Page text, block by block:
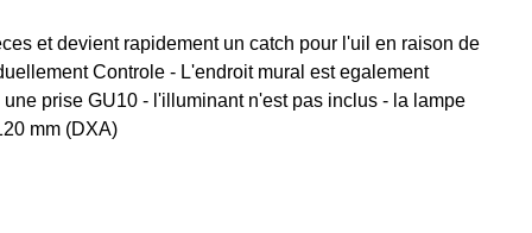
et devient rapidement un catch pour l'uil en raison de
Controle - L'endroit mural est egalement
prise GU10 - l'illuminant n'est pas inclus - la lampe
mm (DXA)